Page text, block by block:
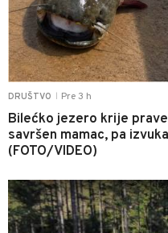
DRUŠTVO Pre 3 h
Bilećko jezero krije
savršen mamac, pa
(FOTO/VIDEO)